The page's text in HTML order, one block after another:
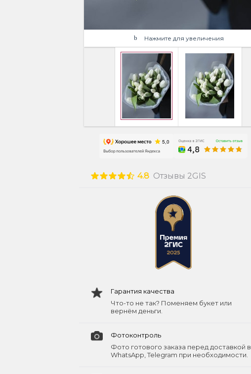
Нажмите для увеличения
4.8 Отзывы 2GIS
Гарантия качества
Что-то не так? Поменяем букет или
вернём деньги.
Фотоконтроль
Фото готового заказа перед доставкой в
WhatsApp, Telegram при необходимости.